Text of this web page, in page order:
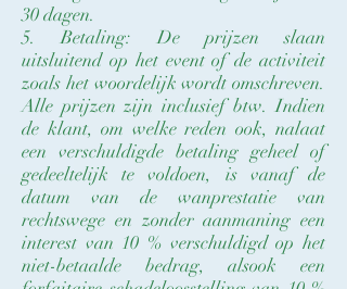
30 dagen.
5. Betaling: De prijzen slaan
uitsluitend op het event of de activiteit
zoals het woordelijk wordt omschreven.
Alle prijzen zijn inclusief btw. Indien
de klant, om welke reden ook, nalaat
een verschuldigde betaling geheel of
gedeeltelijk te voldoen, is vanaf de
datum van de wanprestatie van
rechtswege en zonder aanmaning een
interest van 10 % verschuldigd op het
niet-betaalde bedrag, alsook een